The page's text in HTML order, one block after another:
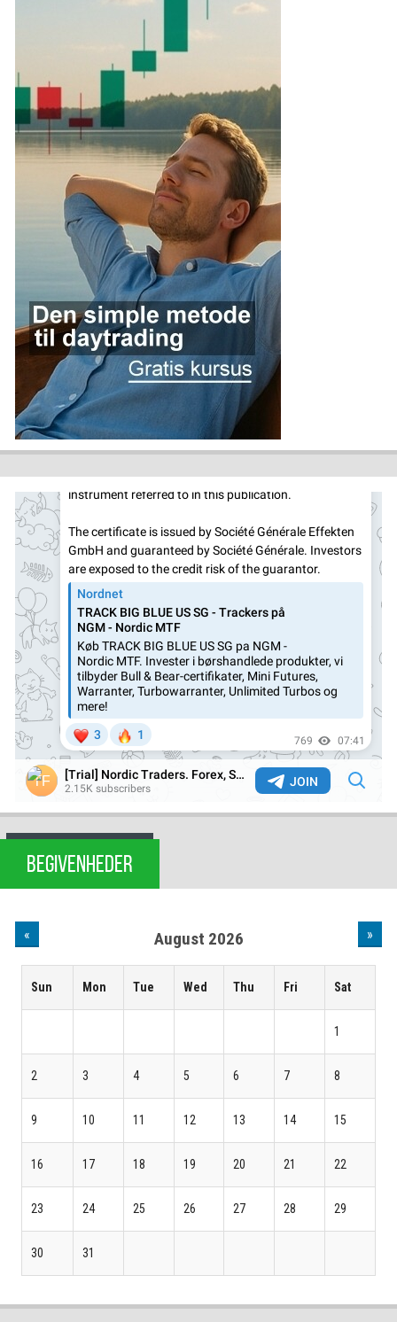
BEGIVENHEDER
« August 2026 »
Sun Mon Tue Wed Thu Fri Sat
1
2 3 4 5 6 7 8
9 10 11 12 13 14 15
16 17 18 19 20 21 22
23 24 25 26 27 28 29
30 31